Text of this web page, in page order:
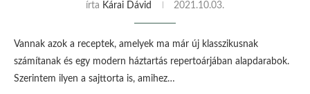
írta Kárai Dávid 2021.10.03.
Vannak azok a receptek, amelyek ma már új klasszikusnak
számítanak és egy modern háztartás repertoárjában alapdarabok.
Szerintem ilyen a sajttorta is, amihez…